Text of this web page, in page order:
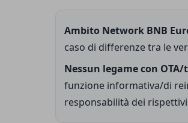
Ambito Network BNB
caso di differenze tra le
Nessun legame con OTA/
funzione informativa/di
responsabilità dei